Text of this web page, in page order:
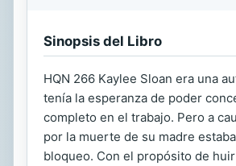
Sinopsis del Libro
HQN 266 Kaylee Sloan era una
tenía la esperanza de poder
completo en el trabajo. Pero a
por la muerte de su madre
bloqueo. Con el propósito de